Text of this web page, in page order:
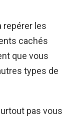
repérer les
cachés
que vous
types de
pas vous